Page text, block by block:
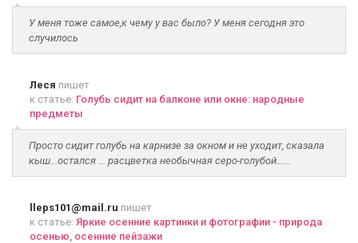
У меня тоже самое,к чему у вас было? У меня сегодня это
случилось
Леся пишет
к статье: Голубь сидит на балконе или окне: народные
предметы
Просто сидит голубь на карнизе за окном и не уходит, сказала
кыш...остался ... расцветка необычная серо-голубой......
lleps101@mail.ru пишет
к статье: Яркие осенние картинки и фотографии - природа
осенью, осенние пейзажи